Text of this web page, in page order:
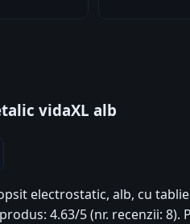
vidaXL alb
electrostatic, alb, cu
4.63/5 (nr. recenzii: 8).